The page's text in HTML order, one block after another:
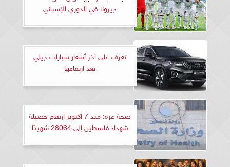
جيرونا في الدوري الإسباني
تعرف على اخر أسعار سيارات جيلي
بعد ارتفاعها
صحة غزة: منذ 7 اكتوبر ارتفاع حصيلة
شهداء فلسطين إلى 28064 شهيدًا